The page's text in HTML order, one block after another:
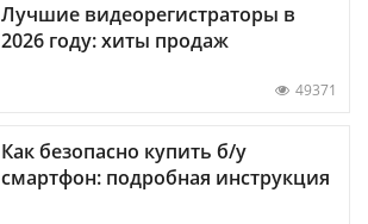
Лучшие видеорегистраторы в
2026 году: хиты продаж
49371
Как безопасно купить б/у
смартфон: подробная инструкция